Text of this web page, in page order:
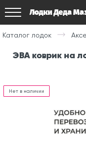
Лодки Деда
Каталог лодок
ЭВА коврик на
Нет в наличии